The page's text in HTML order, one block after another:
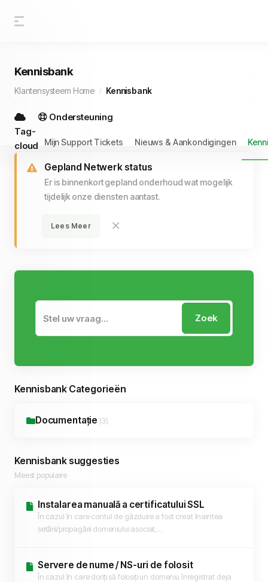
Kennisbank
Klantensysteem Home Kennisbank
Tag-
cloud
Ondersteuning
Mijn Support Tickets Nieuws & Aankondigingen
Gepland Netwerk status
Er is binnenkort gepland onderhoud wat mogelijk
tijdelijk onze diensten aantast.
Lees Meer
Zoek
Kennisbank Categorieën
Documentație (3)
Kennisbank suggesties
Meest populaire
Instalarea manuală a certificatului SSL
În cazul în care contul de găzduire a fost creat înaintea
setării/propagării domeniului asociat,...
Servere de nume / NS-uri de folosit
În cazul în care doriți să folosiți un domeniu înregistrat deja